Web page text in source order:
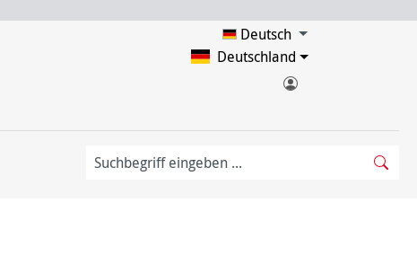
Deutsch
Deutschland